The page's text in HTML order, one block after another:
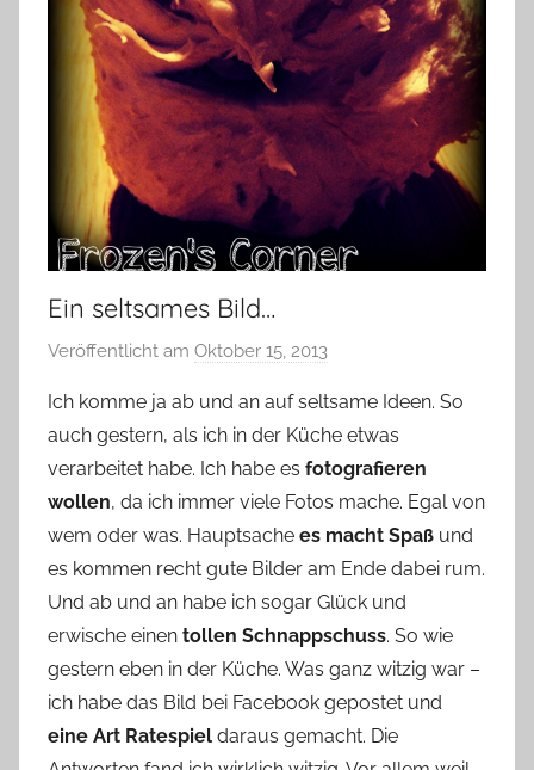
Ein seltsames Bild…
Veröffentlicht am Oktober 15, 2013
n
Y
v
o
n
n
e
Ich komme ja ab und an auf seltsame Ideen. So
auch gestern, als ich in der Küche etwas
verarbeitet habe. Ich habe es fotografieren
wollen, da ich immer viele Fotos mache. Egal von
wem oder was. Hauptsache es macht Spaß und
es kommen recht gute Bilder am Ende dabei rum.
Und ab und an habe ich sogar Glück und
erwische einen tollen Schnappschuss. So wie
gestern eben in der Küche. Was ganz witzig war –
ich habe das Bild bei Facebook gepostet und
eine Art Ratespiel daraus gemacht. Die